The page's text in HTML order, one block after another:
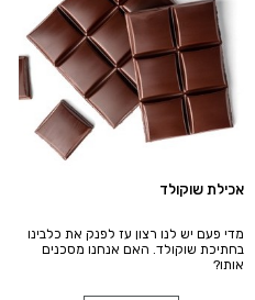
אכילת שוקולד
מדי פעם יש לנו רצון עז לפנק את כלבינו
בחתיכת שוקולד. האם אנחנו מסכנים
אותו?